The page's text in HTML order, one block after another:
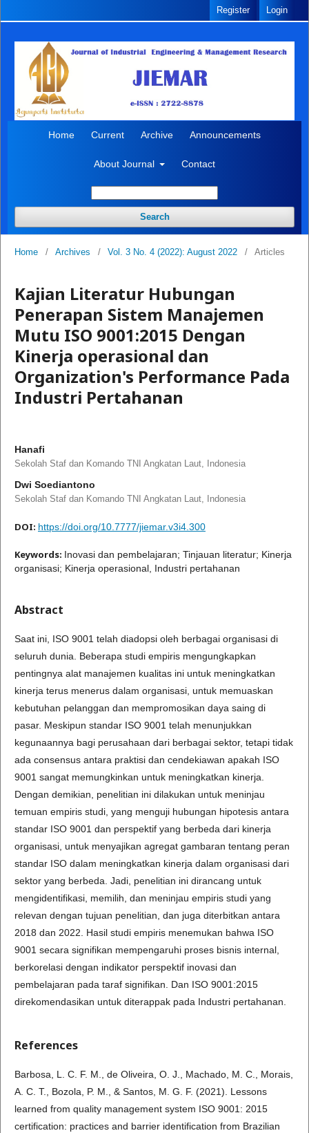
Home Current Archive Announcements
About Journal Contact
Search
Register Login
Home / Archives / Vol. 3 No. 4 (2022): August 2022 / Articles
Kajian Literatur Hubungan
Penerapan Sistem Manajemen
Mutu ISO 9001:2015 Dengan
Kinerja operasional dan
Organization's Performance Pada
Industri Pertahanan
Hanafi
Sekolah Staf dan Komando TNI Angkatan Laut, Indonesia
Dwi Soediantono
Sekolah Staf dan Komando TNI Angkatan Laut, Indonesia
DOI: https://doi.org/10.7777/jiemar.v3i4.300
Keywords: Inovasi dan pembelajaran; Tinjauan literatur; Kinerja
organisasi; Kinerja operasional, Industri pertahanan
Abstract
Saat ini, ISO 9001 telah diadopsi oleh berbagai organisasi di
seluruh dunia. Beberapa studi empiris mengungkapkan
pentingnya alat manajemen kualitas ini untuk meningkatkan
kinerja terus menerus dalam organisasi, untuk memuaskan
kebutuhan pelanggan dan mempromosikan daya saing di
pasar. Meskipun standar ISO 9001 telah menunjukkan
kegunaannya bagi perusahaan dari berbagai sektor, tetapi tidak
ada consensus antara praktisi dan cendekiawan apakah ISO
9001 sangat memungkinkan untuk meningkatkan kinerja.
Dengan demikian, penelitian ini dilakukan untuk meninjau
temuan empiris studi, yang menguji hubungan hipotesis antara
standar ISO 9001 dan perspektif yang berbeda dari kinerja
organisasi, untuk menyajikan agregat gambaran tentang peran
standar ISO dalam meningkatkan kinerja dalam organisasi dari
sektor yang berbeda. Jadi, penelitian ini dirancang untuk
mengidentifikasi, memilih, dan meninjau empiris studi yang
relevan dengan tujuan penelitian, dan juga diterbitkan antara
2018 dan 2022. Hasil studi empiris menemukan bahwa ISO
9001 secara signifikan mempengaruhi proses bisnis internal,
berkorelasi dengan indikator perspektif inovasi dan
pembelajaran pada taraf signifikan. Dan ISO 9001:2015
direkomendasikan untuk diterappak pada Industri pertahanan.
References
Barbosa, L. C. F. M., de Oliveira, O. J., Machado, M. C., Morais,
A. C. T., Bozola, P. M., & Santos, M. G. F. (2021). Lessons
learned from quality management system ISO 9001: 2015
certification: practices and barrier identification from Brazilian